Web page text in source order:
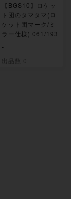
【BGS10】ロケッ
ト団のタマタマ(ロ
ケット団マーク/ミ
ラー仕様) 061/193
-
出品数 0